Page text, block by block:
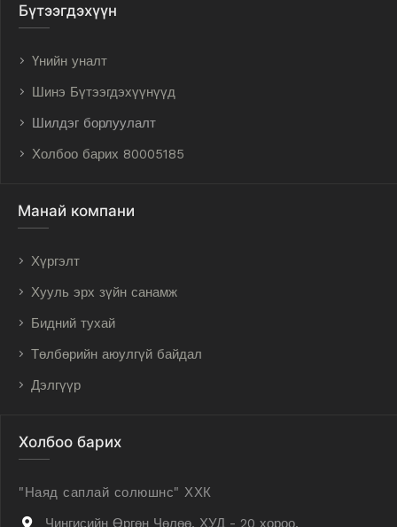
Бүтээгдэхүүн
Үнийн уналт
Шинэ Бүтээгдэхүүнүүд
Шилдэг борлуулалт
Холбоо барих 80005185
Манай компани
Хүргэлт
Хууль эрх зүйн санамж
Бидний тухай
Төлбөрийн аюулгүй байдал
Дэлгүүр
Холбоо барих
"Наяд саплай солюшнс" ХХК
Чингисийн Өргөн Чөлөө, ХУД - 20 хороо,